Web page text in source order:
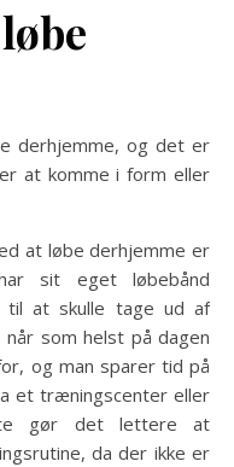
derhjemme, og det er
at komme i form eller
at løbe derhjemme er
sit eget løbebånd
til at skulle tage ud af
som helst på dagen
og man sparer tid på
et træningscenter eller
gør det lettere at
da der ikke er